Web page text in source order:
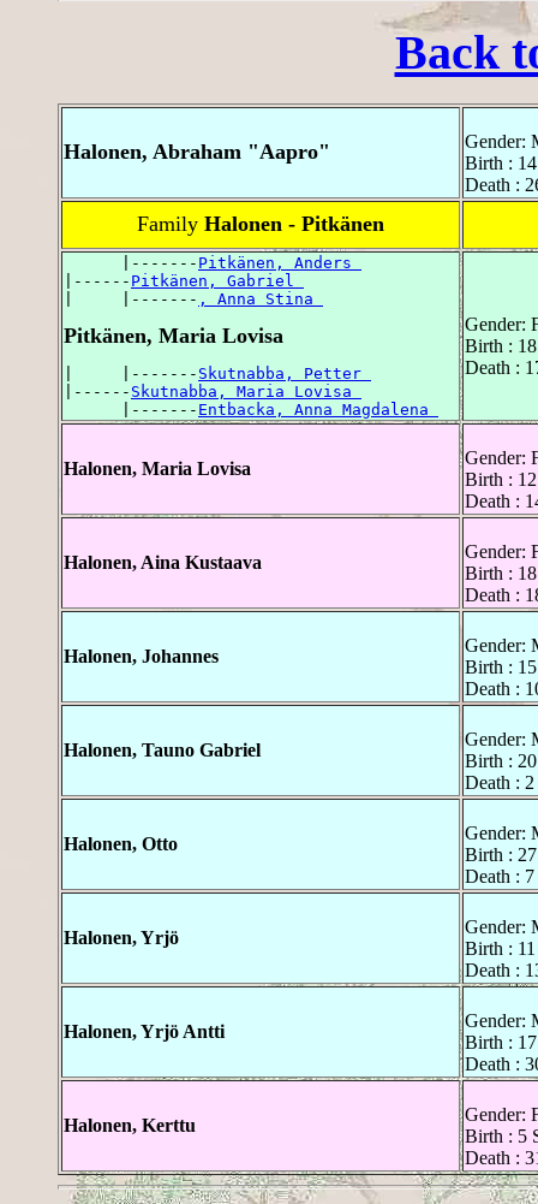
Back
Halonen, Abraham "Aapro"
Gender:
Birth :
Death :
Family Halonen - Pitkänen
      |-------
Pitkänen, Anders
|------ Pitkänen, Gabriel
|     |------- , Anna Stina
Pitkänen, Maria Lovisa
|     |------- Skutnabba, Petter
|------ Skutnabba, Maria Lovisa
      |-------
Entbacka, Anna Magdalena
Gender:
Birth :
Death :
Halonen, Maria Lovisa
Gender:
Birth :
Death :
Halonen, Aina Kustaava
Gender:
Birth :
Death :
Halonen, Johannes
Gender:
Birth :
Death :
Halonen, Tauno Gabriel
Gender:
Birth :
Death :
Halonen, Otto
Gender:
Birth :
Death :
Halonen, Yrjö
Gender:
Birth :
Death :
Halonen, Yrjö Antti
Gender:
Birth :
Death :
Halonen, Kerttu
Gender:
Birth : 5
Death :